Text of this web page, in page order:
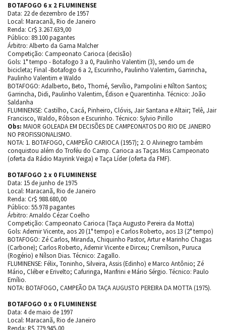
BOTAFOGO 6 x 2 FLUMINENSE
Data: 22 de dezembro de 1957
Local: Maracanã, Rio de Janeiro
Renda: Cr$ 3.267.639,00
Público: 89.100 pagantes
Árbitro: Alberto da Gama Malcher
Competição: Campeonato Carioca (decisão)
Gols: 1° tempo - Botafogo 3 a 0, Paulinho Valentim (3), sendo um de
bicicleta; Final -Botafogo 6 a 2, Escurinho, Paulinho Valentim, Garrincha,
Paulinho Valentim e Waldo
BOTAFOGO: Adalberto, Beto, Thomé, Servílio, Pampolini e Nílton Santos;
Garrincha, Didi, Paulinho Valentim, Édison e Quarentinha. Técnico: João
Saldanha
FLUMINENSE: Castilho, Cacá, Pinheiro, Clóvis, Jair Santana e Altair; Telê, Jair
Francisco, Waldo, Róbson e Escurinho. Técnico: Sylvio Pirillo
Obs: MAIOR GOLEADA EM DECISÕES DE CAMPEONATOS DO RIO DE JANEIRO
NO PROFISSIONALISMO.
NOTA: 1. BOTAFOGO, CAMPEÃO CARIOCA (1957); 2. O Alvinegro também
conquistou além do Troféu do Camp. Carioca as Taças Miss Campeonato
(oferta da Rádio Mayrink Veiga) e Taça Líder (oferta da FMF).
BOTAFOGO 2 x 0 FLUMINENSE
Data: 15 de junho de 1975
Local: Maracanã, Rio de Janeiro
Renda: Cr$ 988.680,00
Público: 55.978 pagantes
Árbitro: Arnaldo Cézar Coelho
Competição: Campeonato Carioca (Taça Augusto Pereira da Motta)
Gols: Ademir Vicente, aos 20 (1° tempo) e Carlos Roberto, aos 13 (2° tempo)
BOTAFOGO: Zé Carlos, Miranda, Chiquinho Pastor, Artur e Marinho Chagas
(Carbone); Carlos Roberto, Ademir Vicente e Dirceu; Cremílson, Puruca
(Rogério) e Nílson Dias. Técnico: Zagallo.
FLUMINENSE: Félix, Toninho, Silveira, Assis (Edinho) e Marco Antônio; Zé
Mário, Cléber e Erivelto; Cafuringa, Manfrini e Mário Sérgio. Técnico: Paulo
Emílio.
NOTA: BOTAFOGO, CAMPEÃO DA TAÇA AUGUSTO PEREIRA DA MOTTA (1975).
BOTAFOGO 0 x 0 FLUMINENSE
Data: 4 de maio de 1997
Local: Maracanã, Rio de Janeiro
Renda: R$ 779.945,00